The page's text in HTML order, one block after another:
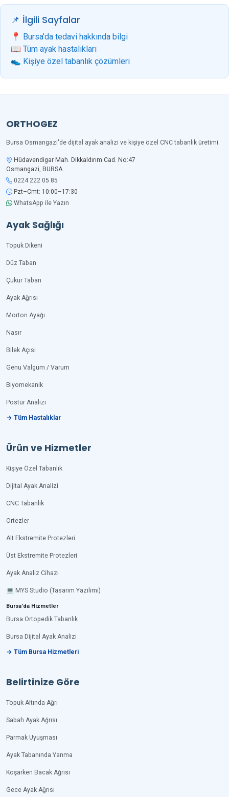
📌 İlgili Sayfalar
📍 Bursa'da tedavi hakkında bilgi
📖 Tüm ayak hastalıkları
👟 Kişiye özel tabanlık çözümleri
ORTHOGEZ
Bursa Osmangazi'de dijital ayak analizi ve kişiye özel CNC tabanlık üretimi.
Hüdavendigar Mah. Dikkaldırım Cad. No:47
Osmangazi, BURSA
0224 222 05 85
Pzt–Cmt: 10:00–17:30
WhatsApp ile Yazın
Ayak Sağlığı
Topuk Dikeni
Düz Taban
Çukur Taban
Ayak Ağrısı
Morton Ayağı
Nasır
Bilek Açısı
Genu Valgum / Varum
Biyomekanik
Postür Analizi
→ Tüm Hastalıklar
Ürün ve Hizmetler
Kişiye Özel Tabanlık
Dijital Ayak Analizi
CNC Tabanlık
Ortezler
Alt Ekstremite Protezleri
Üst Ekstremite Protezleri
Ayak Analiz Cihazı
💻 MYS Studio (Tasarım Yazılımı)
Bursa'da Hizmetler
Bursa Ortopedik Tabanlık
Bursa Dijital Ayak Analizi
→ Tüm Bursa Hizmetleri
Belirtinize Göre
Topuk Altında Ağrı
Sabah Ayak Ağrısı
Parmak Uyuşması
Ayak Tabanında Yanma
Koşarken Bacak Ağrısı
Gece Ayak Ağrısı